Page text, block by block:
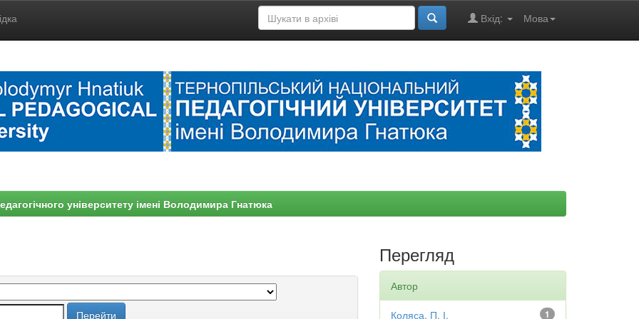
Мова
Вхід:
університету імені Володимира Гнатюка
Перегляд
Автор
1
Коляса, П. І.